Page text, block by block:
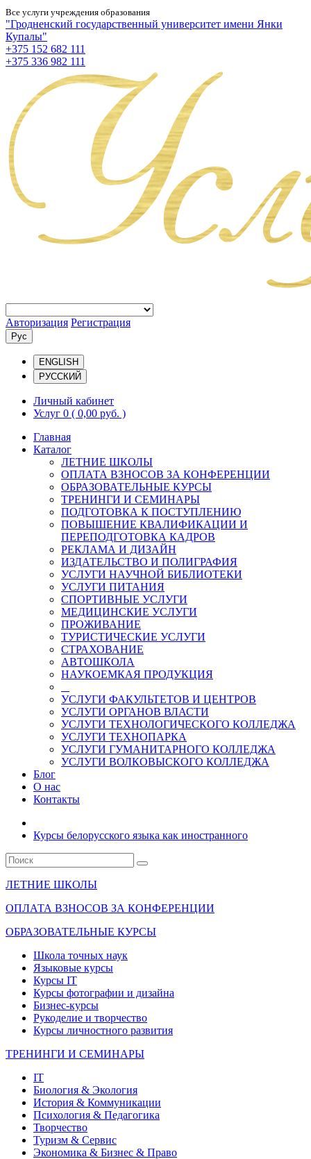
Все услуги учреждения образования
"Гродненский государственный университет имени Янки
Купалы"
+375 152 682 111
+375 336 982 111
Авторизация Регистрация
Рус
ENGLISH
РУССКИЙ
Личный кабинет
Услуг 0 ( 0,00 руб. )
Главная
Каталог
ЛЕТНИЕ ШКОЛЫ
ОПЛАТА ВЗНОСОВ ЗА КОНФЕРЕНЦИИ
ОБРАЗОВАТЕЛЬНЫЕ КУРСЫ
ТРЕНИНГИ И СЕМИНАРЫ
ПОДГОТОВКА К ПОСТУПЛЕНИЮ
ПОВЫШЕНИЕ КВАЛИФИКАЦИИ И
ПЕРЕПОДГОТОВКА КАДРОВ
РЕКЛАМА И ДИЗАЙН
ИЗДАТЕЛЬСТВО И ПОЛИГРАФИЯ
УСЛУГИ НАУЧНОЙ БИБЛИОТЕКИ
УСЛУГИ ПИТАНИЯ
СПОРТИВНЫЕ УСЛУГИ
МЕДИЦИНСКИЕ УСЛУГИ
ПРОЖИВАНИЕ
ТУРИСТИЧЕСКИЕ УСЛУГИ
СТРАХОВАНИЕ
АВТОШКОЛА
НАУКОЕМКАЯ ПРОДУКЦИЯ
УСЛУГИ ФАКУЛЬТЕТОВ И ЦЕНТРОВ
УСЛУГИ ОРГАНОВ ВЛАСТИ
УСЛУГИ ТЕХНОЛОГИЧЕСКОГО КОЛЛЕДЖА
УСЛУГИ ТЕХНОПАРКА
УСЛУГИ ГУМАНИТАРНОГО КОЛЛЕДЖА
УСЛУГИ ВОЛКОВЫСКОГО КОЛЛЕДЖА
Блог
О нас
Контакты
Курсы белорусского языка как иностранного
ЛЕТНИЕ ШКОЛЫ
ОПЛАТА ВЗНОСОВ ЗА КОНФЕРЕНЦИИ
ОБРАЗОВАТЕЛЬНЫЕ КУРСЫ
Школа точных наук
Языковые курсы
Курсы IT
Курсы фотографии и дизайна
Бизнес-курсы
Рукоделие и творчество
Курсы личностного развития
ТРЕНИНГИ И СЕМИНАРЫ
IT
Биология & Экология
История & Коммуникации
Психология & Педагогика
Творчество
Туризм & Сервис
Экономика & Бизнес & Право